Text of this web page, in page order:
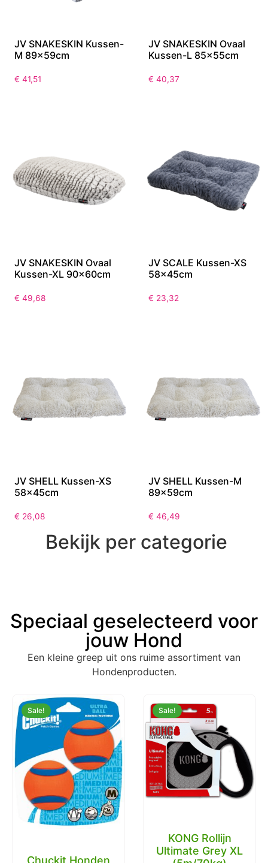
JV SNAKESKIN Kussen-
M 89x59cm
€ 41,51
JV SNAKESKIN Ovaal
Kussen-L 85x55cm
€ 40,37
JV SNAKESKIN Ovaal
Kussen-XL 90x60cm
€ 49,68
JV SCALE Kussen-XS
58x45cm
€ 23,32
JV SHELL Kussen-XS
58x45cm
€ 26,08
JV SHELL Kussen-M
89x59cm
€ 46,49
Bekijk per categorie
Speciaal geselecteerd voor
jouw Hond
Een kleine greep uit ons ruime assortiment van
Hondenproducten.
Sale!
Chuckit Honden
Sale!
KONG Rollijn
Ultimate Grey XL